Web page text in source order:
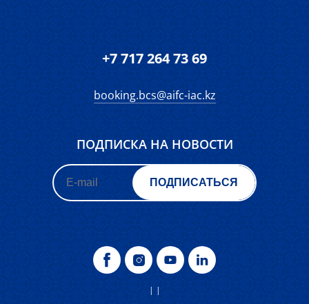
Terms and
Conditions of Use
FAQ
Запросы
Контакты
Форма обратной
связи
Дорожная карта
+7 717 264 73 69
booking.bcs@aifc-iac.kz
ПОДПИСКА НА НОВОСТИ
ПОДПИСАТЬСЯ
||